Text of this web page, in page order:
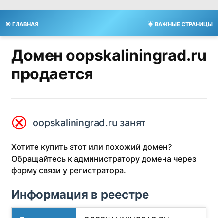
🎯 ГЛАВНАЯ 🌟 ВАЖНЫЕ СТРАНИЦЫ
Домен oopskaliningrad.ru
продается
⮿ oopskaliningrad.ru занят
Хотите купить этот или похожий домен?
Обращайтесь к администратору домена через
форму связи у регистратора.
Информация в реестре